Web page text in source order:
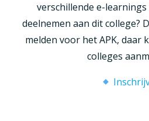
verschillende e-learnings
deelnemen aan dit college?
melden voor het APK, daar
colleges